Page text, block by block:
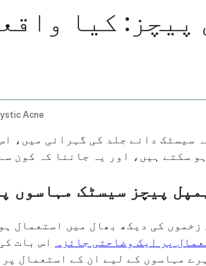
کیا
Acne
سیسٹک دانے جلد کی گہرائی میں،
سکتے ہیں، اور یہ جاننا کہ کون
پیچز سیسٹک مہاسوں
کی دیکھ بھال میں استعمال
پر ایک وضاحتی جائزہ
اس بات
مہاسوں کے لیے ان کے استعمال